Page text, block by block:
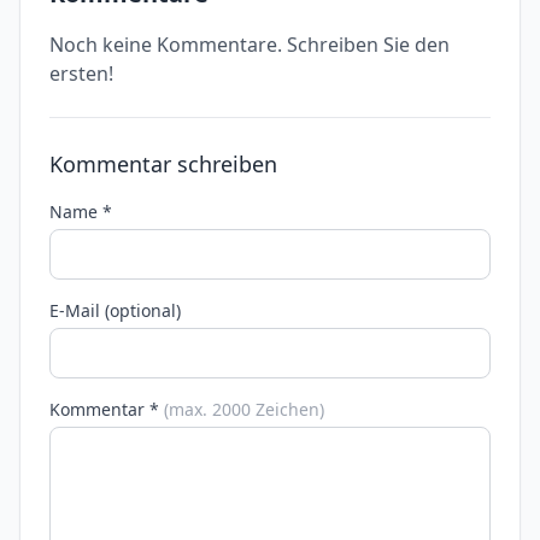
Noch keine Kommentare. Schreiben Sie den
ersten!
Kommentar schreiben
Name *
E-Mail (optional)
Kommentar * (max. 2000 Zeichen)